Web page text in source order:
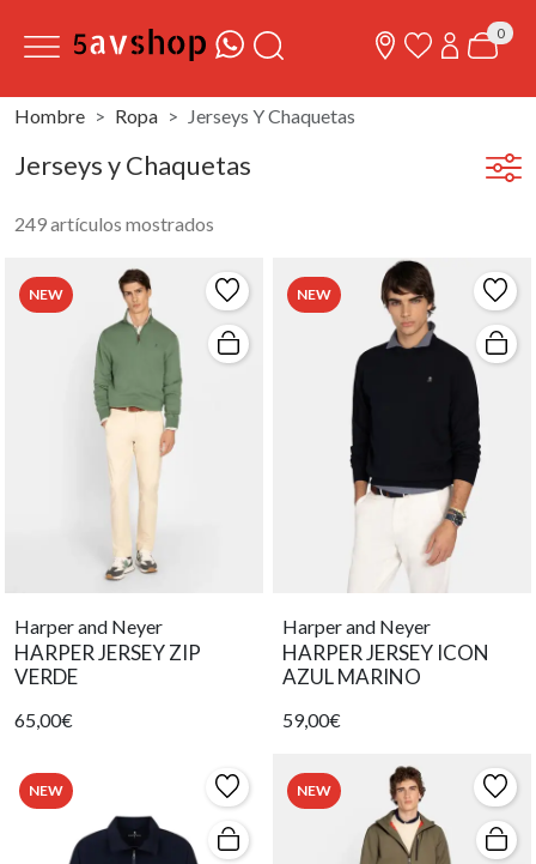
0
Hombre Ropa Jerseys Y Chaquetas
Jerseys y Chaquetas
249 artículos mostrados
NEW
Harper and Neyer
HARPER JERSEY ZIP
VERDE
65,00€
NEW
Harper and Neyer
HARPER JERSEY ICON
AZUL MARINO
59,00€
NEW NEW